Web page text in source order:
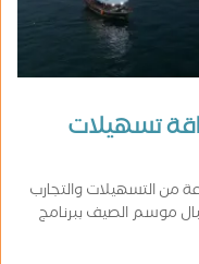
تسهيلات
من التسهيلات والتجارب
موسم الصيف ببرنامج